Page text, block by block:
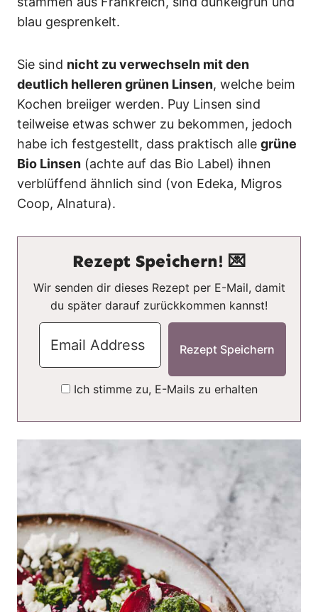
blau gesprenkelt.
Sie sind nicht zu verwechseln mit den
deutlich helleren grünen Linsen, welche beim
Kochen breiiger werden. Puy Linsen sind
teilweise etwas schwer zu bekommen, jedoch
habe ich festgestellt, dass praktisch alle grüne
Bio Linsen (achte auf das Bio Label) ihnen
verblüffend ähnlich sind (von Edeka, Migros
Coop, Alnatura).
Rezept Speichern! 💌
Wir senden dir dieses Rezept per E-Mail, damit
du später darauf zurückkommen kannst!
Ich stimme zu, E-Mails zu erhalten